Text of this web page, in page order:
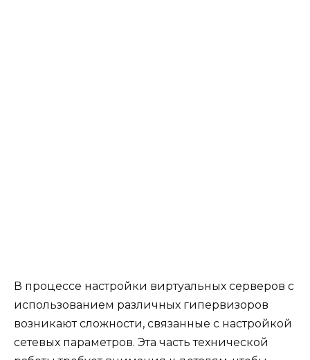
В процессе настройки виртуальных серверов с
использованием различных гипервизоров
возникают сложности, связанные с настройкой
сетевых параметров. Эта часть технической